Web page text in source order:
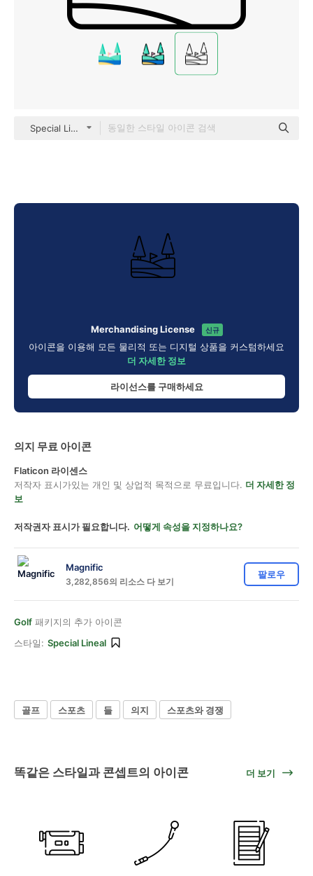
Special Lineal
Merchandising License 신규
아이콘을 이용해 모든 물리적 또는 디지털 상품을 커스텀하세요
더 자세한 정보
라이선스를 구매하세요
의지 무료 아이콘
Flaticon 라이센스
저작자 표시가있는 개인 및 상업적 목적으로 무료입니다. 더 자세한 정
보
저작권자 표시가 필요합니다. 어떻게 속성을 지정하나요?
Magnific
3,282,856의 리소스 다 보기
팔로우
Golf 패키지의 추가 아이콘
스타일: Special Lineal
골프 스포츠 들 의지 스포츠와 경쟁
똑같은 스타일과 콘셉트의 아이콘 더 보기